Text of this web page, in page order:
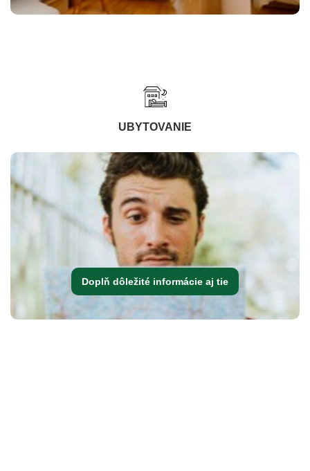
UBYTOVANIE
Doplň dôležité informácie aj tie